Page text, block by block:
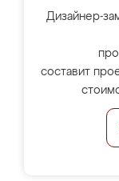
Дизайнер-
составит